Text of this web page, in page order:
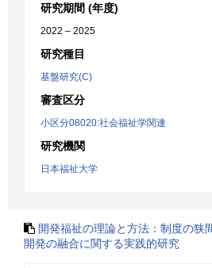
研究期間 (年度)
2022 – 2025
研究種目
基盤研究(C)
審査区分
小区分08020:社会福祉学関連
研究機関
日本福祉大学
開発福祉の理論と方法：制度の狭
開発の融合に関する実践的研究